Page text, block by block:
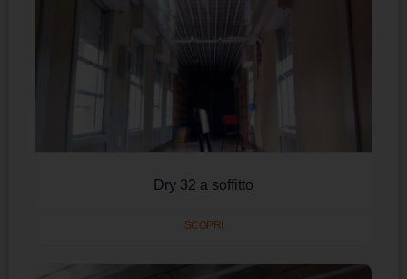
Dry 32 a soffitto
SCOPRI